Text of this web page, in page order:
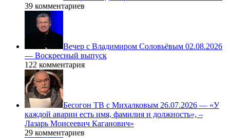
39 комментариев
Вечер с Владимиром Соловьёвым 02.08.2026
— Воскресный выпуск
122 комментария
Бесогон ТВ с Михалковым 26.07.2026 — «У
каждой аварии есть имя, фамилия и должность», –
Лазарь Моисеевич Каганович»
29 комментариев